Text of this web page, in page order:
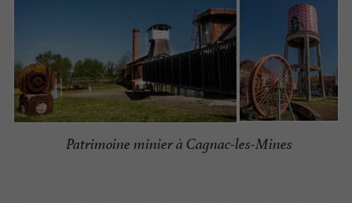
Patrimoine minier à Cagnac-les-Mines